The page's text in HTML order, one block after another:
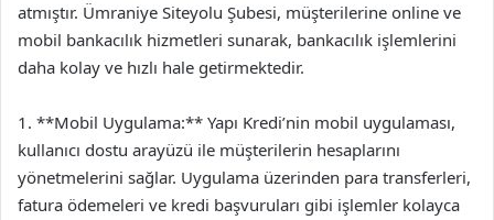
atmıştır. Ümraniye Siteyolu Şubesi, müşterilerine online ve
mobil bankacılık hizmetleri sunarak, bankacılık işlemlerini
daha kolay ve hızlı hale getirmektedir.
1. **Mobil Uygulama:** Yapı Kredi’nin mobil uygulaması,
kullanıcı dostu arayüzü ile müşterilerin hesaplarını
yönetmelerini sağlar. Uygulama üzerinden para transferleri,
fatura ödemeleri ve kredi başvuruları gibi işlemler kolayca